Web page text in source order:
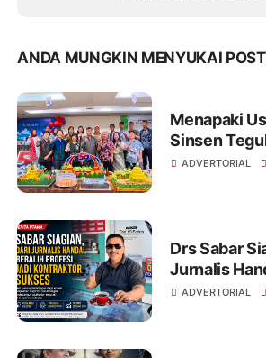
ANDA MUNGKIN MENYUKAI
Menapaki
Sinsen
ADVERTORIAL
Drs Sabar
Jurnalis
Profesi Jadi
ADVERTORIAL